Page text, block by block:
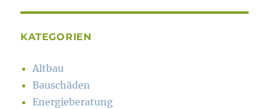
KATEGORIEN
Altbau
Bauschäden
Energieberatung